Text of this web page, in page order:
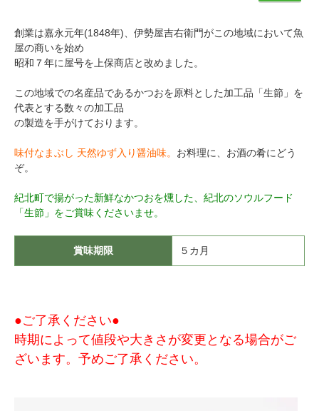
創業は嘉永元年(1848年)、伊勢屋吉右衛門がこの地域において魚
屋の商いを始め
昭和７年に屋号を上保商店と改めました。
この地域での名産品であるかつおを原料とした加工品「生節」を
代表とする数々の加工品
の製造を手がけております。
味付なまぶし 天然ゆず入り醤油味。 お料理に、お酒の肴にどう
ぞ。
紀北町で揚がった新鮮なかつおを燻した、紀北のソウルフード
「生節」をご賞味くださいませ。
賞味期限 ５カ月
●ご了承ください●
時期によって値段や大きさが変更となる場合がご
ざいます。予めご了承ください。